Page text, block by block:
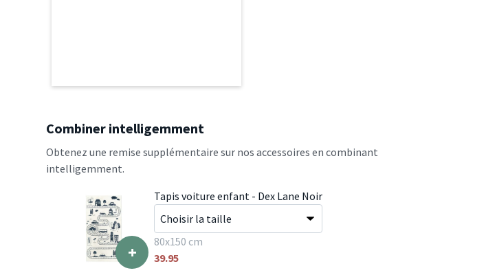
Combiner intelligemment
Obtenez une remise supplémentaire sur nos accessoires en combinant
intelligemment.
+
Tapis voiture enfant - Dex Lane Noir
80x150 cm
39.95